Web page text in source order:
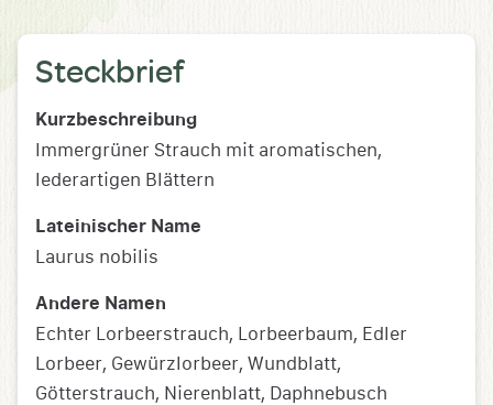
Steckbrief
Kurzbeschreibung
Immergrüner Strauch mit aromatischen,
lederartigen Blättern
Lateinischer Name
Laurus nobilis
Andere Namen
Echter Lorbeerstrauch, Lorbeerbaum, Edler
Lorbeer, Gewürzlorbeer, Wundblatt,
Götterstrauch, Nierenblatt, Daphnebusch